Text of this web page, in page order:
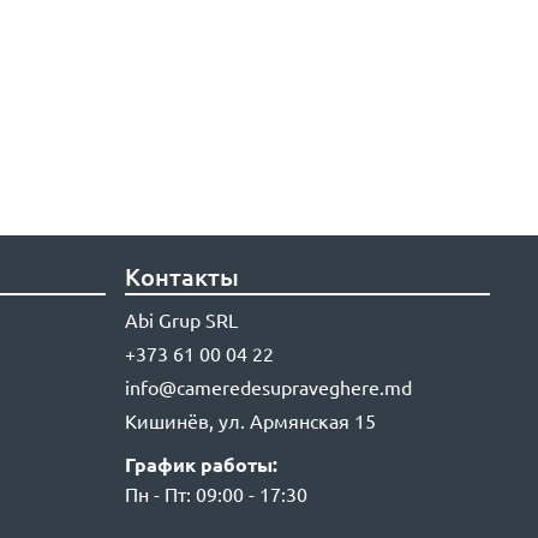
Контакты
Abi Grup SRL
+373 61 00 04 22
info@cameredesupraveghere.md
Кишинёв, ул. Армянская 15
График работы:
Пн - Пт: 09:00 - 17:30